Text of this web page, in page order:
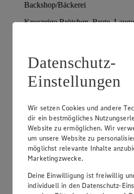
Backshop/Bäckerei
Knusprige Brötchen, Brote,
Backwaren und Snacks – all das
Datenschutz-
Einstellungen
Wir setzen Cookies und andere
dir ein bestmögliches
Website zu ermöglichen. Wir
um unsere Website zu
möglichst relevante Inhalte
Marketingzwecke.
Deine Einwilligung ist freiwillig
individuell in den Datenschutz-